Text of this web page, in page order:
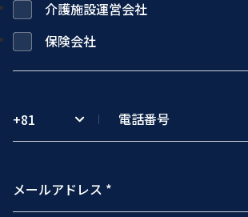
介護施設運営会社
保険会社
+81